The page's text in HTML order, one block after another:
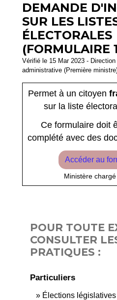
DEMANDE
SUR LES
ÉLECTORALES
(FORMULAIRE
Vérifié le 15 Mar 2023 -
administrative (Première
Permet à un citoyen
sur la liste
Ce formulaire doit
complété avec des
Accéder au
Ministère
POUR TOUTE
CONSULTER
PRATIQUES :
Particuliers
Élections législatives